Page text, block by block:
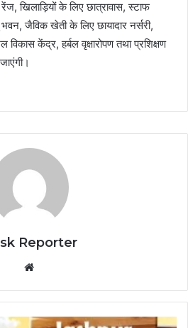
खिलाड़ियों के लिए छात्रावास, स्टाफ
भवन, जैविक खेती के लिए छायादार नर्सरी,
केंद्र, हर्बल वृक्षारोपण तथा प्रशिक्षण
Reporter